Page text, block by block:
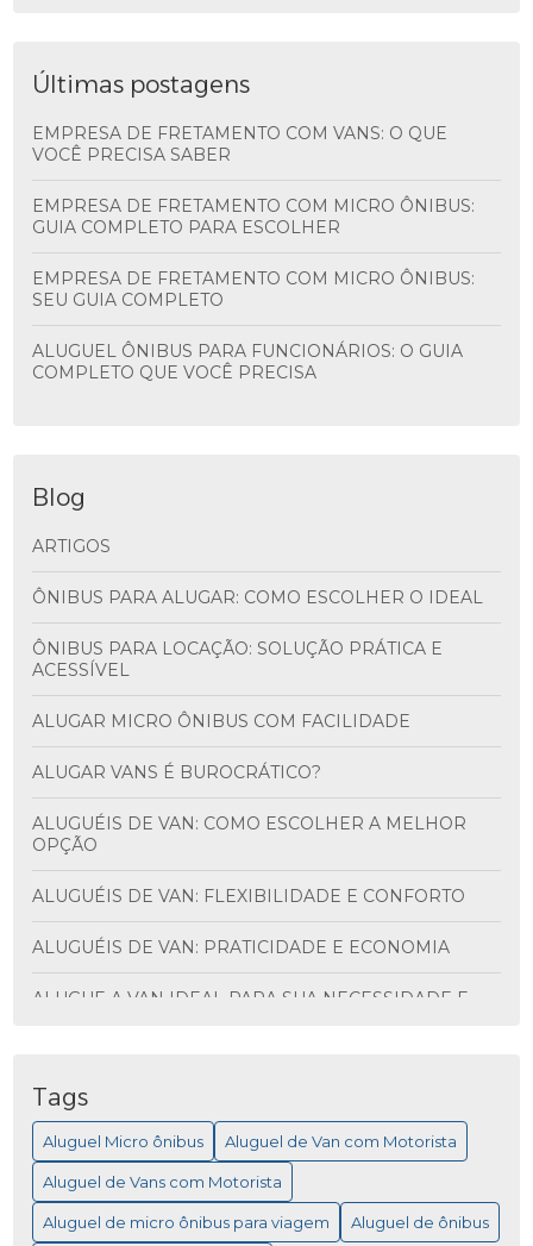
Últimas postagens
EMPRESA DE FRETAMENTO COM VANS: O QUE
VOCÊ PRECISA SABER
EMPRESA DE FRETAMENTO COM MICRO ÔNIBUS:
GUIA COMPLETO PARA ESCOLHER
EMPRESA DE FRETAMENTO COM MICRO ÔNIBUS:
SEU GUIA COMPLETO
ALUGUEL ÔNIBUS PARA FUNCIONÁRIOS: O GUIA
COMPLETO QUE VOCÊ PRECISA
Blog
ARTIGOS
ÔNIBUS PARA ALUGAR: COMO ESCOLHER O IDEAL
ÔNIBUS PARA LOCAÇÃO: SOLUÇÃO PRÁTICA E
ACESSÍVEL
ALUGAR MICRO ÔNIBUS COM FACILIDADE
ALUGAR VANS É BUROCRÁTICO?
ALUGUÉIS DE VAN: COMO ESCOLHER A MELHOR
OPÇÃO
ALUGUÉIS DE VAN: FLEXIBILIDADE E CONFORTO
ALUGUÉIS DE VAN: PRATICIDADE E ECONOMIA
ALUGUE A VAN IDEAL PARA SUA NECESSIDADE E
PRATICIDADE
ALUGUEL DE MICRO ÔNIBUS PARA EVENTOS
ALUGUEL DE MICRO ÔNIBUS: COMO ESCOLHER A
MELHOR OPÇÃO PARA SUA VIAGEM
Tags
Aluguel Micro ônibus Aluguel de Van com Motorista
Aluguel de Vans com Motorista
Aluguel de micro ônibus para viagem Aluguel de ônibus